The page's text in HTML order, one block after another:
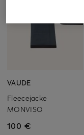
VAUDE
Fleecejacke
MONVISO
100 €